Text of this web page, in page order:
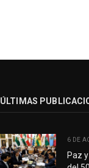
ÚLTIMAS
6 DE
Paz